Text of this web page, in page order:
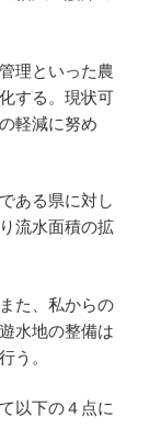
理といった農
する。現状可
軽減に努め
ある県に対し
流水面積の拡
た、私からの
水地の整備は
う。
以下の４点に